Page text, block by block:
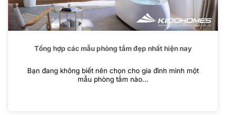
Tổng hợp các mẫu phòng tắm đẹp nhất hiện nay
Bạn đang không biết nên chọn cho gia đình mình một
mẫu phòng tắm nào...